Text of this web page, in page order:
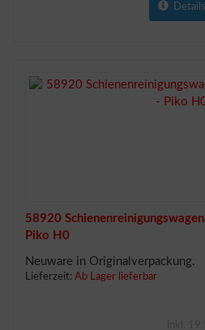
Details
58920
Piko H0
Neuware in Originalverpackung.
Lieferzeit: Ab Lager lieferbar